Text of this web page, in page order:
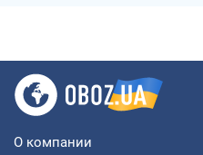
О компании